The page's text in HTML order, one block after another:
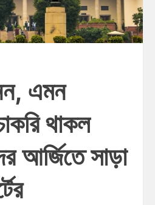
এমন
থাকল
আর্জিতে সাড়া